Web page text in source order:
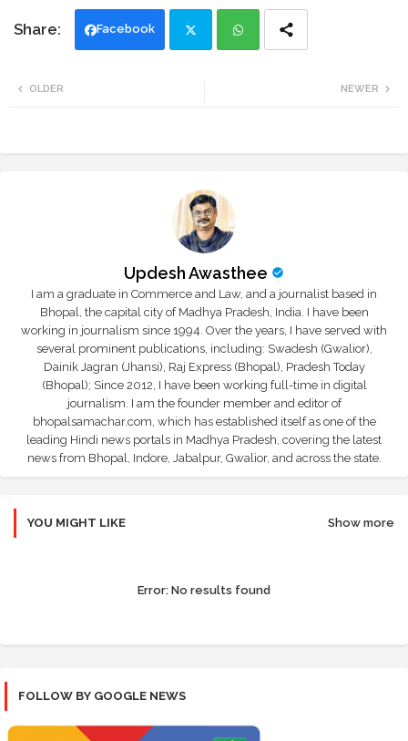
Facebook
NEWER
OLDER
Updesh Awasthee
I am a graduate in Commerce and Law, and a journalist based in
Bhopal, the capital city of Madhya Pradesh, India. I have been
working in journalism since 1994. Over the years, I have served with
several prominent publications, including: Swadesh (Gwalior),
Dainik Jagran (Jhansi), Raj Express (Bhopal), Pradesh Today
(Bhopal); Since 2012, I have been working full-time in digital
journalism. I am the founder member and editor of
bhopalsamachar.com, which has established itself as one of the
leading Hindi news portals in Madhya Pradesh, covering the latest
news from Bhopal, Indore, Jabalpur, Gwalior, and across the state.
YOU MIGHT LIKE Show more
Error: No results found
FOLLOW BY GOOGLE NEWS